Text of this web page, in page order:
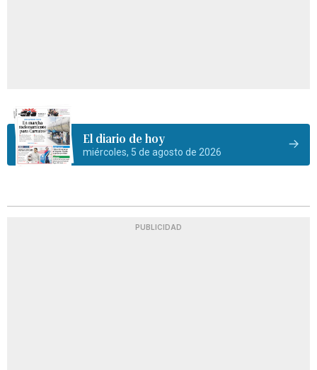
El diario de hoy
miércoles, 5 de agosto de 2026
PUBLICIDAD